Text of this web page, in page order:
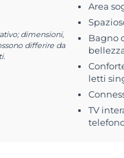
dimensioni,
differire da
Area
Bagno
letti
TV